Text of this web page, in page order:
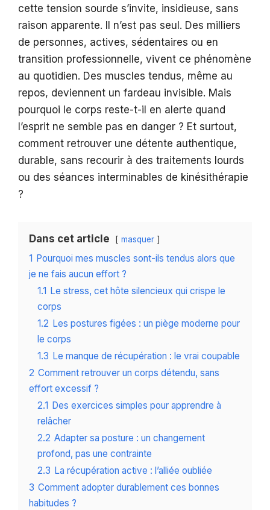
cette tension sourde s’invite, insidieuse, sans
raison apparente. Il n’est pas seul. Des milliers
de personnes, actives, sédentaires ou en
transition professionnelle, vivent ce phénomène
au quotidien. Des muscles tendus, même au
repos, deviennent un fardeau invisible. Mais
pourquoi le corps reste-t-il en alerte quand
l’esprit ne semble pas en danger ? Et surtout,
comment retrouver une détente authentique,
durable, sans recourir à des traitements lourds
ou des séances interminables de kinésithérapie
?
Dans cet article masquer
1 Pourquoi mes muscles sont-ils tendus alors que
je ne fais aucun effort ?
1.1 Le stress, cet hôte silencieux qui crispe le
corps
1.2 Les postures figées : un piège moderne pour
le corps
1.3 Le manque de récupération : le vrai coupable
2 Comment retrouver un corps détendu, sans
effort excessif ?
2.1 Des exercices simples pour apprendre à
relâcher
2.2 Adapter sa posture : un changement
profond, pas une contrainte
2.3 La récupération active : l’alliée oubliée
3 Comment adopter durablement ces bonnes
habitudes ?